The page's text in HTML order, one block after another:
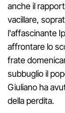
anche il
vacillare,
l'affascinante
affrontare lo
frate
subbuglio il
Giuliano ha
della perdita.